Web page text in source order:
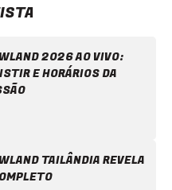
2026 AO VIVO:
E HORÁRIOS DA
TAILÂNDIA REVELA